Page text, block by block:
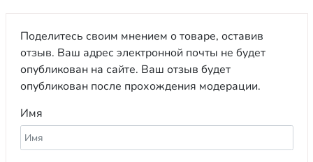
Поделитесь своим мнением о товаре, оставив
отзыв. Ваш адрес электронной почты не будет
опубликован на сайте. Ваш отзыв будет
опубликован после прохождения модерации.
Имя